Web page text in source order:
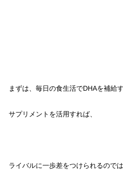
まずは、毎日の食生活でDHAを補給
サプリメントを活用すれば、
ライバルに一歩差をつけられるので